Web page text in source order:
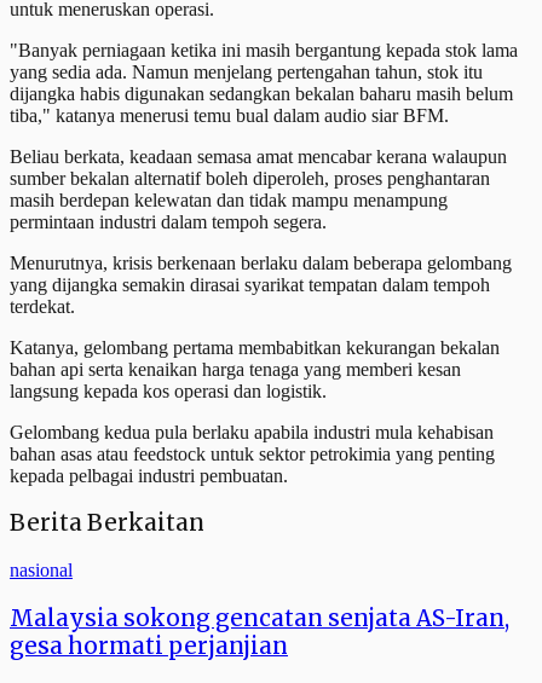
untuk meneruskan operasi.
"Banyak perniagaan ketika ini masih bergantung kepada stok lama
yang sedia ada. Namun menjelang pertengahan tahun, stok itu
dijangka habis digunakan sedangkan bekalan baharu masih belum
tiba," katanya menerusi temu bual dalam audio siar BFM.
Beliau berkata, keadaan semasa amat mencabar kerana walaupun
sumber bekalan alternatif boleh diperoleh, proses penghantaran
masih berdepan kelewatan dan tidak mampu menampung
permintaan industri dalam tempoh segera.
Menurutnya, krisis berkenaan berlaku dalam beberapa gelombang
yang dijangka semakin dirasai syarikat tempatan dalam tempoh
terdekat.
Katanya, gelombang pertama membabitkan kekurangan bekalan
bahan api serta kenaikan harga tenaga yang memberi kesan
langsung kepada kos operasi dan logistik.
Gelombang kedua pula berlaku apabila industri mula kehabisan
bahan asas atau feedstock untuk sektor petrokimia yang penting
kepada pelbagai industri pembuatan.
Berita Berkaitan
nasional
Malaysia sokong gencatan senjata AS-Iran,
gesa hormati perjanjian